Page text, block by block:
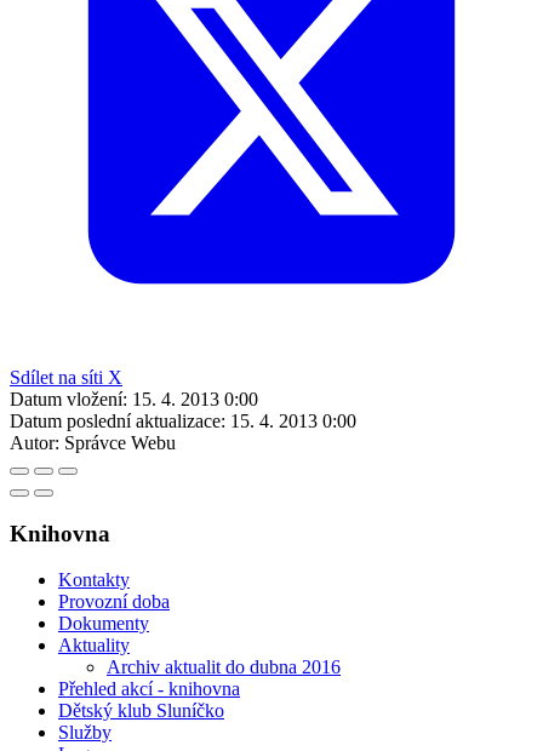
Sdílet na síti X
Datum vložení: 15. 4. 2013 0:00
Datum poslední aktualizace: 15. 4. 2013 0:00
Autor: Správce Webu
Knihovna
Kontakty
Provozní doba
Dokumenty
Aktuality
Archiv aktualit do dubna 2016
Přehled akcí - knihovna
Dětský klub Sluníčko
Služby